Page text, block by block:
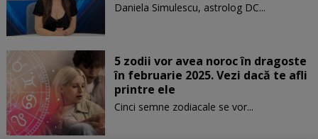
Daniela Simulescu, astrolog DC...
5 zodii vor avea noroc în dragoste
în februarie 2025. Vezi dacă te afli
printre ele
Cinci semne zodiacale se vor...